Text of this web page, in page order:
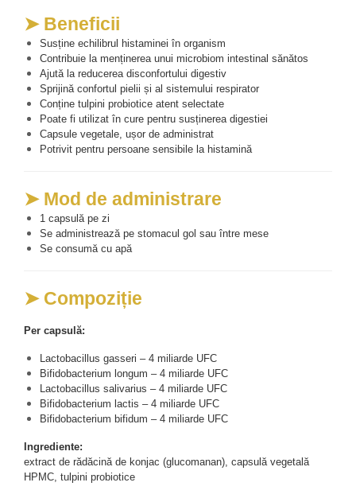
➤ Beneficii
Susține echilibrul histaminei în organism
Contribuie la menținerea unui microbiom intestinal sănătos
Ajută la reducerea disconfortului digestiv
Sprijină confortul pielii și al sistemului respirator
Conține tulpini probiotice atent selectate
Poate fi utilizat în cure pentru susținerea digestiei
Capsule vegetale, ușor de administrat
Potrivit pentru persoane sensibile la histamină
➤ Mod de administrare
1 capsulă pe zi
Se administrează pe stomacul gol sau între mese
Se consumă cu apă
➤ Compoziție
Per capsulă:
Lactobacillus gasseri – 4 miliarde UFC
Bifidobacterium longum – 4 miliarde UFC
Lactobacillus salivarius – 4 miliarde UFC
Bifidobacterium lactis – 4 miliarde UFC
Bifidobacterium bifidum – 4 miliarde UFC
Ingrediente:
extract de rădăcină de konjac (glucomanan), capsulă vegetală
HPMC, tulpini probiotice